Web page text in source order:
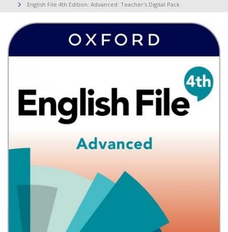
English File 4th Edition: Advanced: Teacher's Digital Pack